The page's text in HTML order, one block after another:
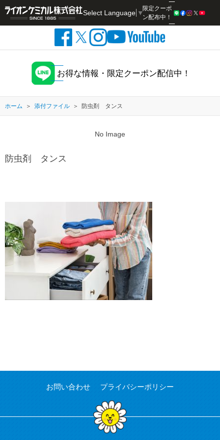
Select Language ▼
限定クーポ
ン配布中！
お得な情報・限定クーポン配信中！
ホーム 添付ファイル 防虫剤 タンス
No Image
防虫剤 タンス
お問い合わせ プライバシーポリシー
検索